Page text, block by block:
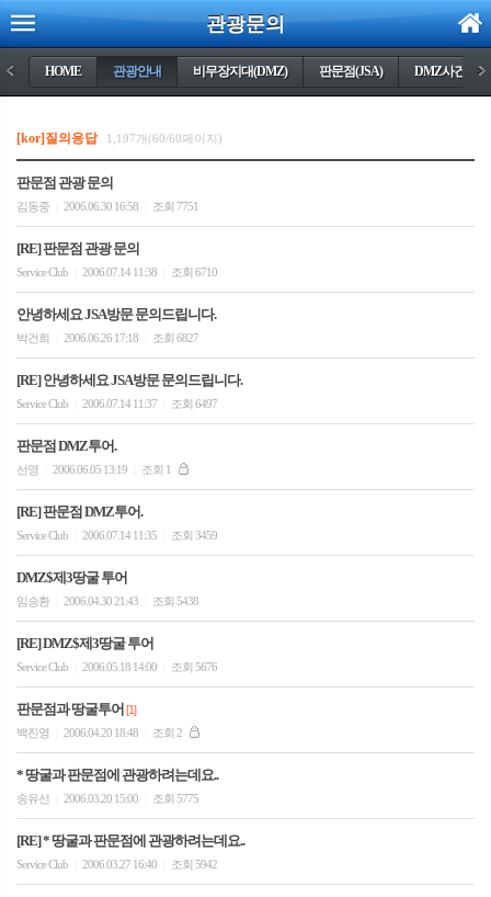
관광문의
< HOME 관광안내 비무장지대(DMZ) 판문점(JSA) DMZ사건들 >
[kor]질의응답 1,197개(60/60페이지)
판문점 관광 문의
김동중 2006.06.30 16:58 조회 7751
[RE] 판문점 관광 문의
Service Club 2006.07.14 11:38 조회 6710
안녕하세요 JSA방문 문의드립니다.
박건희 2006.06.26 17:18 조회 6827
[RE] 안녕하세요 JSA방문 문의드립니다.
Service Club 2006.07.14 11:37 조회 6497
판문점 DMZ투어.
선영 2006.06.05 13:19 조회 1
[RE] 판문점 DMZ투어.
Service Club 2006.07.14 11:35 조회 3459
DMZ$제3땅굴 투어
임승환 2006.04.30 21:43 조회 5438
[RE] DMZ$제3땅굴 투어
Service Club 2006.05.18 14:00 조회 5676
판문점과 땅굴투어 [1]
백진영
2006.04.20 18:48 조회 2
* 땅굴과 판문점에 관광하려는데요..
송유선 2006.03.20 15:00 조회 5775
[RE] * 땅굴과 판문점에 관광하려는데요..
Service Club 2006.03.27 16:40 조회 5942